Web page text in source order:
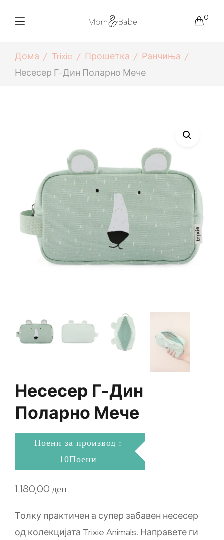
0
Дома Trixie Прошетка
Ранчиња
Несесер Г-Дин Поларно Мече
Несесер Г-Дин
Поларно Мече
Поени за производ :
10Поени
1.180,00ден
Толку практичен а супер забавен несесер
од колекцијата Trixie Animals. Направете ги